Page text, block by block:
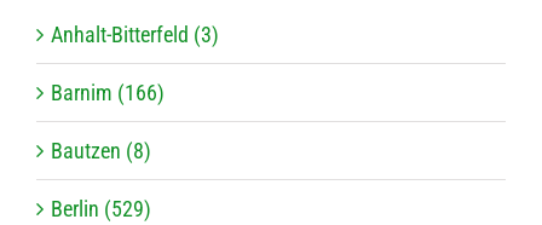
Anhalt-Bitterfeld (3)
Barnim (166)
Bautzen (8)
Berlin (529)